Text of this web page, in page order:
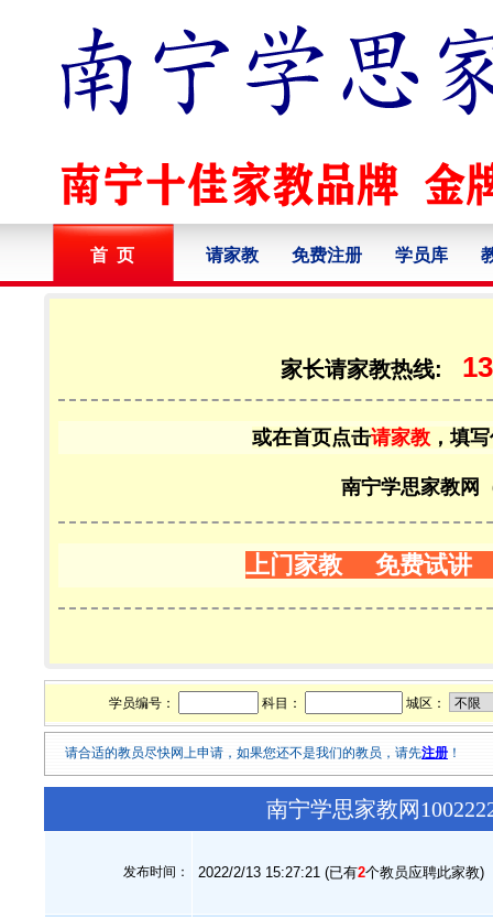
首 页 请家教 免费注册 学员库
家长请家教热线:
或在首页点击请家教 ，填
南宁学思家教网
上门家教 免费试讲
学员编号： 科目： 城区：
请合适的教员尽快网上申请，如果您还不是我们的教员，请先注册 ！
南宁学思家教网
发布时间： 2022/2/13 15:27:21 (已有2个教员应聘此家教)